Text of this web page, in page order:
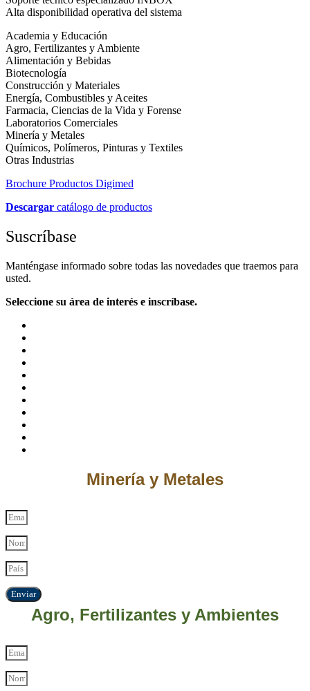
Alta disponibilidad operativa del sistema
Academia y Educación
Agro, Fertilizantes y Ambiente
Alimentación y Bebidas
Biotecnología
Construcción y Materiales
Energía, Combustibles y Aceites
Farmacia, Ciencias de la Vida y Forense
Laboratorios Comerciales
Minería y Metales
Químicos, Polímeros, Pinturas y Textiles
Otras Industrias
Brochure Productos Digimed
Descargar catálogo de productos
Suscríbase
Manténgase informado sobre todas las novedades que traemos para
usted.
Seleccione su área de interés e inscríbase.
Minería y Metales
Enviar
Agro, Fertilizantes y Ambientes